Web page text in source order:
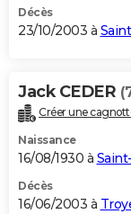
Décès
23/10/2003 à
Jack CEDER
Créer une
Naissance
16/08/1930 à
Décès
16/06/2003 à